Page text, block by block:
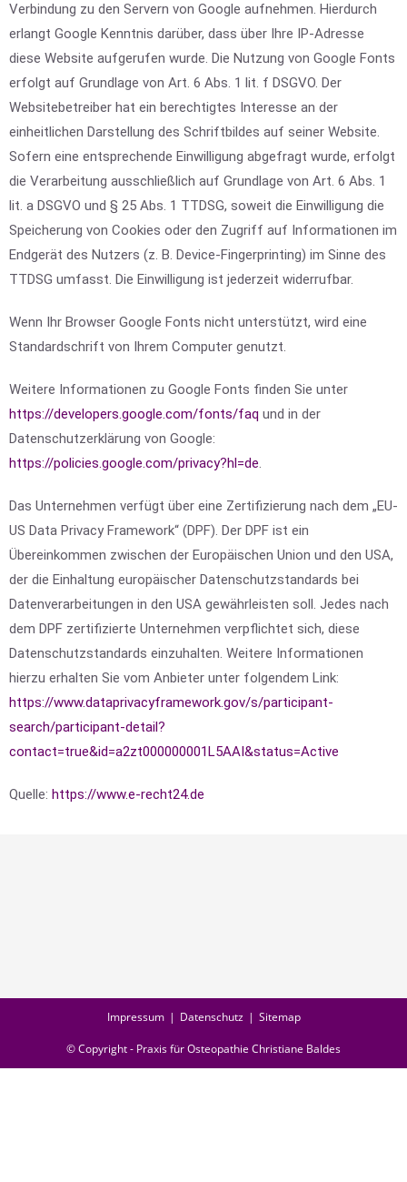
Verbindung zu den Servern von Google aufnehmen. Hierdurch
erlangt Google Kenntnis darüber, dass über Ihre IP-Adresse
diese Website aufgerufen wurde. Die Nutzung von Google Fonts
erfolgt auf Grundlage von Art. 6 Abs. 1 lit. f DSGVO. Der
Websitebetreiber hat ein berechtigtes Interesse an der
einheitlichen Darstellung des Schriftbildes auf seiner Website.
Sofern eine entsprechende Einwilligung abgefragt wurde, erfolgt
die Verarbeitung ausschließlich auf Grundlage von Art. 6 Abs. 1
lit. a DSGVO und § 25 Abs. 1 TTDSG, soweit die Einwilligung die
Speicherung von Cookies oder den Zugriff auf Informationen im
Endgerät des Nutzers (z. B. Device-Fingerprinting) im Sinne des
TTDSG umfasst. Die Einwilligung ist jederzeit widerrufbar.
Wenn Ihr Browser Google Fonts nicht unterstützt, wird eine
Standardschrift von Ihrem Computer genutzt.
Weitere Informationen zu Google Fonts finden Sie unter
https://developers.google.com/fonts/faq und in der
Datenschutzerklärung von Google:
https://policies.google.com/privacy?hl=de.
Das Unternehmen verfügt über eine Zertifizierung nach dem „EU-
US Data Privacy Framework“ (DPF). Der DPF ist ein
Übereinkommen zwischen der Europäischen Union und den USA,
der die Einhaltung europäischer Datenschutzstandards bei
Datenverarbeitungen in den USA gewährleisten soll. Jedes nach
dem DPF zertifizierte Unternehmen verpflichtet sich, diese
Datenschutzstandards einzuhalten. Weitere Informationen
hierzu erhalten Sie vom Anbieter unter folgendem Link:
https://www.dataprivacyframework.gov/s/participant-
search/participant-detail?
contact=true&id=a2zt000000001L5AAI&status=Active
Quelle: https://www.e-recht24.de
Impressum Datenschutz Sitemap
© Copyright - Praxis für Osteopathie Christiane Baldes